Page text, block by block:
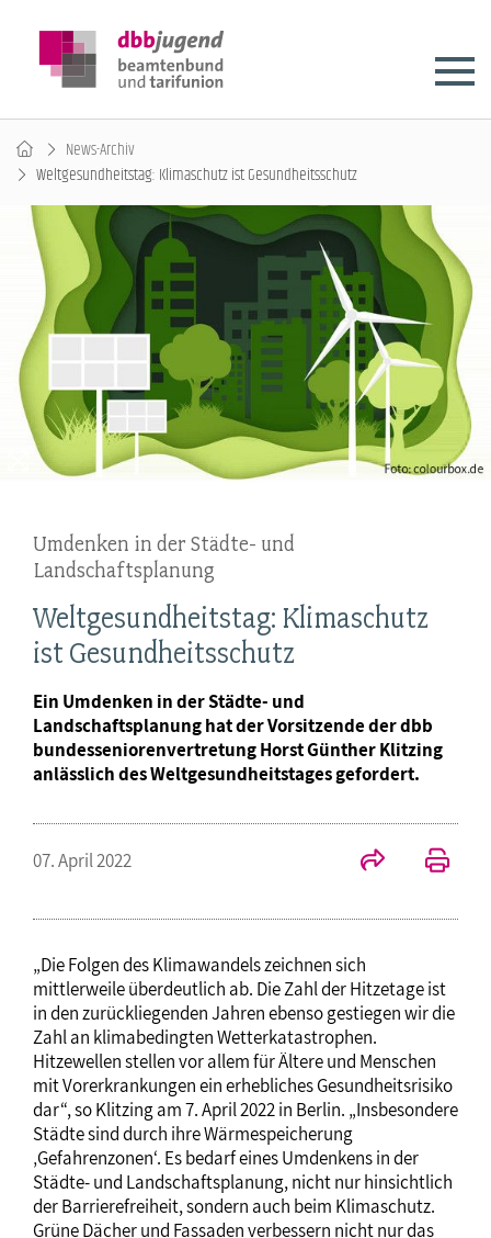
News-Archiv
Weltgesundheitstag: Klimaschutz ist Gesundheitsschutz
Umdenken in der Städte- und
Landschaftsplanung
Weltgesundheitstag: Klimaschutz
ist Gesundheitsschutz
Ein Umdenken in der Städte- und
Landschaftsplanung hat der Vorsitzende der dbb
bundesseniorenvertretung Horst Günther Klitzing
anlässlich des Weltgesundheitstages gefordert.
07. April 2022
„Die Folgen des Klimawandels zeichnen sich
mittlerweile überdeutlich ab. Die Zahl der Hitzetage ist
in den zurückliegenden Jahren ebenso gestiegen wir die
Zahl an klimabedingten Wetterkatastrophen.
Hitzewellen stellen vor allem für Ältere und Menschen
mit Vorerkrankungen ein erhebliches Gesundheitsrisiko
dar“, so Klitzing am 7. April 2022 in Berlin. „Insbesondere
Städte sind durch ihre Wärmespeicherung
‚Gefahrenzonen‘. Es bedarf eines Umdenkens in der
Städte- und Landschaftsplanung, nicht nur hinsichtlich
der Barrierefreiheit, sondern auch beim Klimaschutz.
Grüne Dächer und Fassaden verbessern nicht nur das